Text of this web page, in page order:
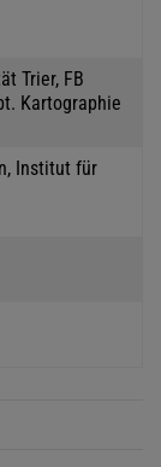
Trier, FB
Kartographie
Institut für